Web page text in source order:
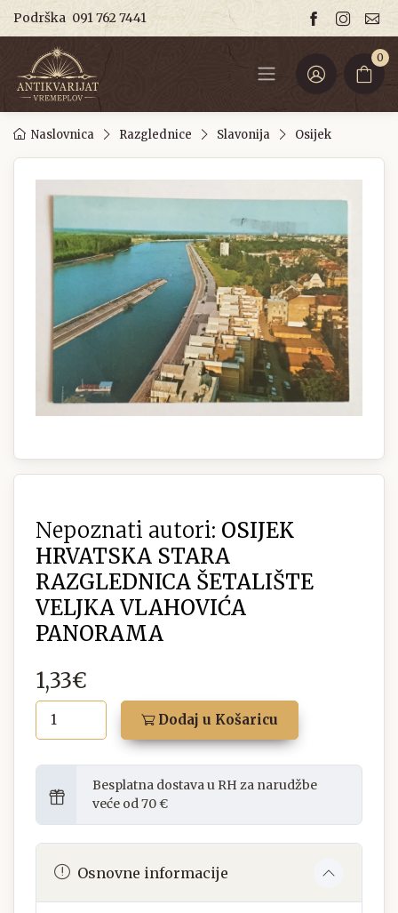
Podrška 091 762 7441
0
Naslovnica Razglednice Slavonija Osijek
Nepoznati autori: OSIJEK
HRVATSKA STARA
RAZGLEDNICA ŠETALIŠTE
VELJKA VLAHOVIĆA
PANORAMA
1,33€
Dodaj u Košaricu
Besplatna dostava u RH za narudžbe
veće od 70 €
Osnovne informacije